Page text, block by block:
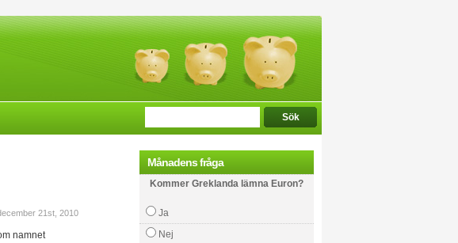
21st, 2010
namnet
Månadens fråga
Kommer Greklanda lämna Euron?
Ja
Nej